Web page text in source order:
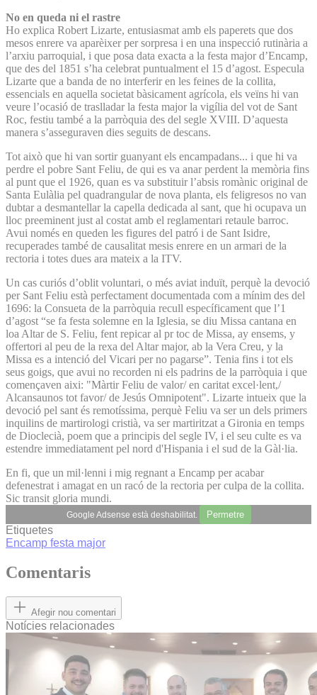
No en queda ni el rastre
Ho explica Robert Lizarte, entusiasmat amb els paperets que dos
mesos enrere va aparèixer per sorpresa i en una inspecció rutinària a
l’arxiu parroquial, i que posa data exacta a la festa major d’Encamp,
que des del 1851 s’ha celebrat puntualment el 15 d’agost. Especula
Lizarte que a banda de no interferir en les feines de la collita,
essencials en aquella societat bàsicament agrícola, els veïns hi van
veure l’ocasió de traslladar la festa major la vigília del vot de Sant
Roc, festiu també a la parròquia des del segle XVIII. D’aquesta
manera s’asseguraven dies seguits de descans.
Tot això que hi van sortir guanyant els encampadans... i que hi va
perdre el pobre Sant Feliu, de qui es va anar perdent la memòria fins
al punt que el 1926, quan es va substituir l’absis romànic original de
Santa Eulàlia pel quadrangular de nova planta, els feligresos no van
dubtar a desmantellar la capella dedicada al sant, que hi ocupava un
lloc preeminent just al costat amb el reglamentari retaule barroc.
Avui només en queden les figures del patró i de Sant Isidre,
recuperades també de causalitat mesis enrere en un armari de la
rectoria i totes dues ara mateix a la ITV.
Un cas curiós d’oblit voluntari, o més aviat induït, perquè la devoció
per Sant Feliu està perfectament documentada com a mínim des del
1696: la Consueta de la parròquia recull específicament que l’1
d’agost “se fa festa solemne en la Iglesia, se diu Missa cantana en
loa Altar de S. Feliu, fent repicar al pr toc de Missa, ay ensems, y
offertori al peu de la rexa del Altar major, ab la Vera Creu, y la
Missa es a intenció del Vicari per no pagarse”. Tenia fins i tot els
seus goigs, que avui no recorden ni els padrins de la parròquia i que
començaven aixi: "Màrtir Feliu de valor/ en caritat excel·lent,/
Alcansaunos tot favor/ de Jesús Omnipotent". Lizarte intueix que la
devoció pel sant és remotíssima, perquè Feliu va ser un dels primers
inquilins de martirologi cristià, va ser martiritzat a Gironia en temps
de Dioclecià, poem que a principis del segle IV, i el seu culte es va
estendre immediatament pel nord d'Hispania i el sud de la Gàl·lia.
En fi, que un mil·lenni i mig regnant a Encamp per acabar
defenestrat i amagat en un racó de la rectoria per culpa de la collita.
Sic transit gloria mundi.
Google Adsense està deshabilitat. Permetre
Etiquetes
Encamp festa major
Comentaris
Afegir nou comentari
Notícies relacionades